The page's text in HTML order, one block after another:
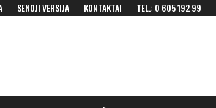
SENOJI VERSIJA KONTAKTAI TEL.: 0 605 192 99